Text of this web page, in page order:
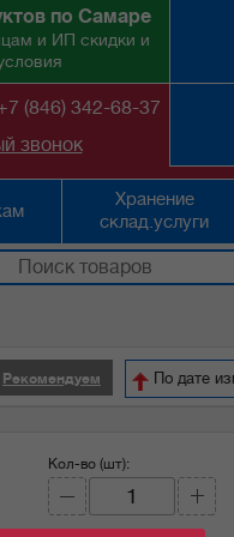
по Самаре
и ИП скидки и
(846) 342-68-37
звонок
Хранение
склад.услуги
По дате
Рекомендуем
Кол-во (шт):